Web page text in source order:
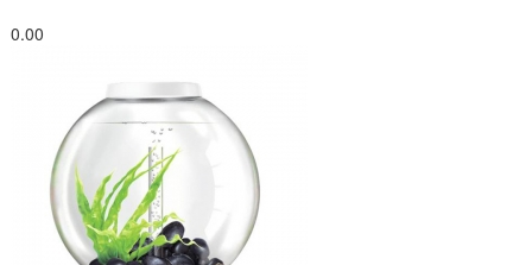
0.00